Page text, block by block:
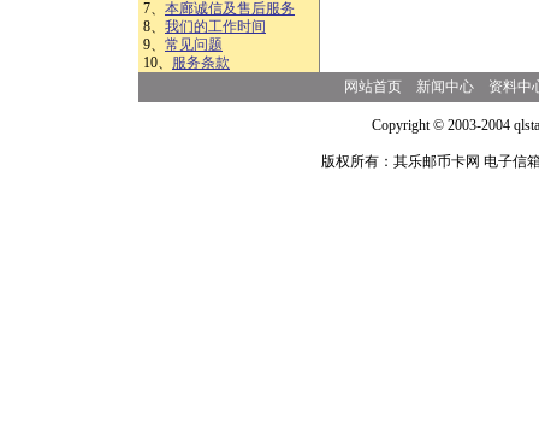
7、 本廊诚信及售后服务
8、 我们的工作时间
9、 常见问题
10、 服务条款
网站首页 新闻中心 资料中
Copyright © 2003-2004
版权所有：其乐邮币卡网 电子信